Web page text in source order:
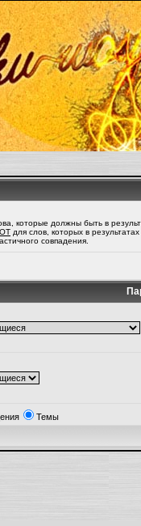
которые должны быть в
для слов, которых в
совпадения.
Темы